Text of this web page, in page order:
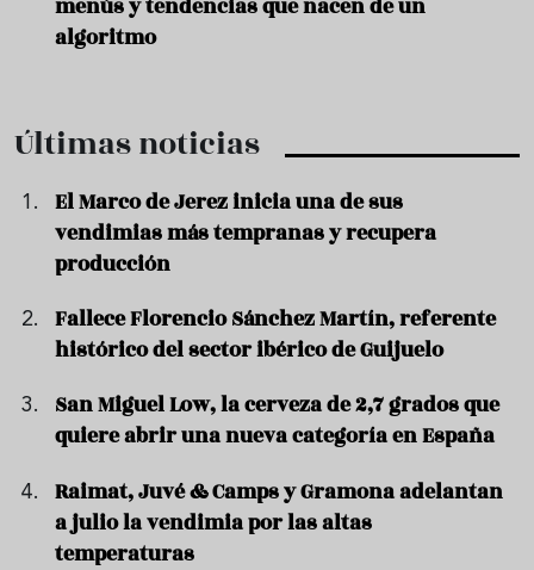
menús y tendencias que nacen de un
algoritmo
Últimas noticias
El Marco de Jerez inicia una de sus
vendimias más tempranas y recupera
producción
Fallece Florencio Sánchez Martín, referente
histórico del sector ibérico de Guijuelo
San Miguel Low, la cerveza de 2,7 grados que
quiere abrir una nueva categoría en España
Raimat, Juvé & Camps y Gramona adelantan
a julio la vendimia por las altas
temperaturas